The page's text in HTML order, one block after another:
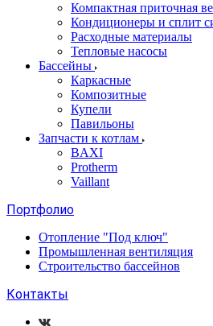
Компактная приточная
Кондиционеры и сплит
Расходные материалы
Тепловые насосы
Бассейны
Каркасные
Композитные
Купели
Павильоны
Запчасти к котлам
BAXI
Protherm
Vaillant
Портфолио
Отопление "Под ключ"
Промышленная вентиляция
Строительство бассейнов
Контакты